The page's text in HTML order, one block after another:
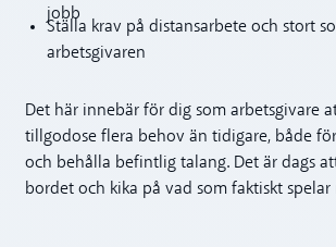
jobb
Ställa krav på distansarbete och stort
arbetsgivaren
Det här innebär för dig som arbetsgivare
tillgodose flera behov än tidigare, både
och behålla befintlig talang. Det är dags
bordet och kika på vad som faktiskt spelar